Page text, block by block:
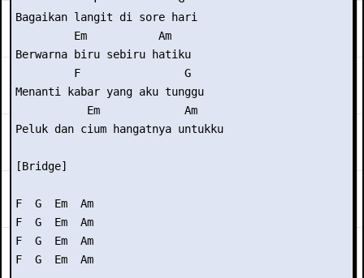
Bagaikan langit di sore hari
         Em           Am
Berwarna biru sebiru hatiku
         F                G
Menanti kabar yang aku tunggu
           Em             Am
Peluk dan cium hangatnya untukku
[Bridge]
F  G  Em  Am
F  G  Em  Am
F  G  Em  Am
F  G  Em  Am